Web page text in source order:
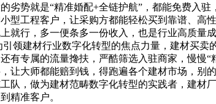
劣势就是“精准婚配+全链护航”，都能免费入
型工程客户，让采购方都能轻松买到靠谱、高性
行，多一便条多一份收入，也是行业高质量
领建材行业数字化转型的焦点力量，建材买
有专属的流量搀扶，严酷筛选入驻商家，慢慢
大师都能赔到钱，得跑遍各个建材市场，别
队，做为建材范畴数字化转型的实践者，建
精准客户。